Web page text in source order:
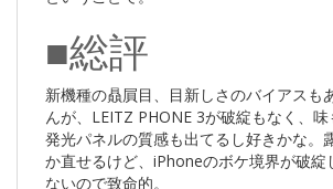
■総評
新機種の贔屓目、目新しさのバイアスも
んが、LEITZ PHONE 3が破綻もなく、
発光パネルの質感も出てるし好きかな。
か直せるけど、iPhoneのボケ境界が破綻
ないので致命的。